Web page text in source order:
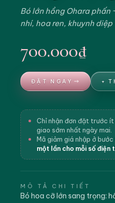
Bó lớn hồng Ohara phấn
nhí, hoa ren, khuynh
700.000₫
ĐẶT NGAY +
Chỉ nhận đơn đặt trước
giao sớm nhất ngày mai.
Mã giảm giá nhập ở
một lần cho mỗi số điện
MÔ TẢ CHI TIẾT
Bó hoa cỡ lớn sang trọng: